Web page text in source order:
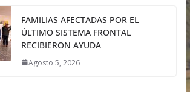
FAMILIAS AFECTADAS POR EL
ÚLTIMO SISTEMA FRONTAL
RECIBIERON AYUDA
Agosto 5, 2026